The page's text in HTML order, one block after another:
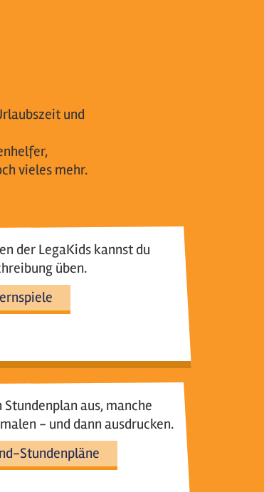
und
vieles mehr.
der LegaKids kannst du
üben.
Stundenplan aus, manche
- und dann ausdrucken.
Stundenpläne